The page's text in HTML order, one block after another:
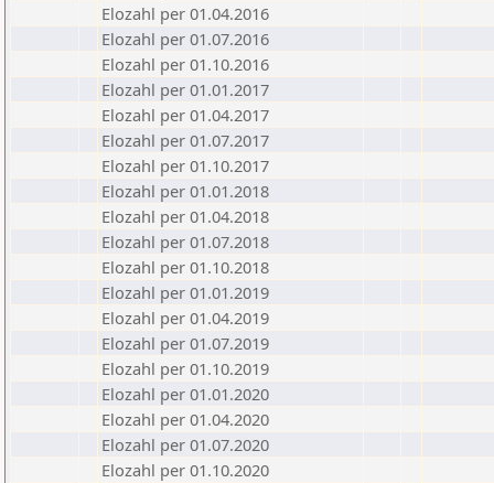
Elozahl per 01.04.2016
Elozahl per 01.07.2016
Elozahl per 01.10.2016
Elozahl per 01.01.2017
Elozahl per 01.04.2017
Elozahl per 01.07.2017
Elozahl per 01.10.2017
Elozahl per 01.01.2018
Elozahl per 01.04.2018
Elozahl per 01.07.2018
Elozahl per 01.10.2018
Elozahl per 01.01.2019
Elozahl per 01.04.2019
Elozahl per 01.07.2019
Elozahl per 01.10.2019
Elozahl per 01.01.2020
Elozahl per 01.04.2020
Elozahl per 01.07.2020
Elozahl per 01.10.2020